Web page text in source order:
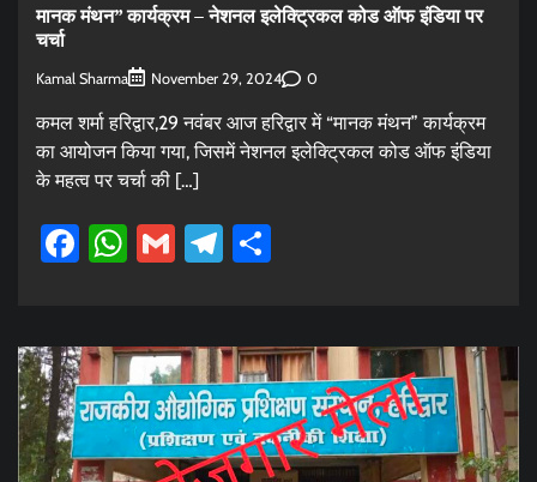
मानक मंथन” कार्यक्रम – नेशनल इलेक्ट्रिकल कोड ऑफ इंडिया पर
चर्चा
Kamal Sharma November 29, 2024 0
कमल शर्मा हरिद्वार,29 नवंबर आज हरिद्वार में “मानक मंथन” कार्यक्रम
का आयोजन किया गया, जिसमें नेशनल इलेक्ट्रिकल कोड ऑफ इंडिया
के महत्व पर चर्चा की […]
Facebook
WhatsApp
GmailTelegram